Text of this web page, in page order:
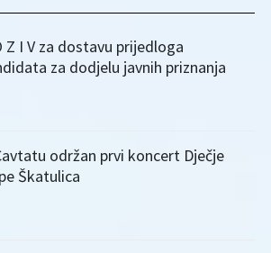
Z I V za dostavu prijedloga
za dodjelu javnih priznanja
održan prvi koncert Dječje
Škatulica